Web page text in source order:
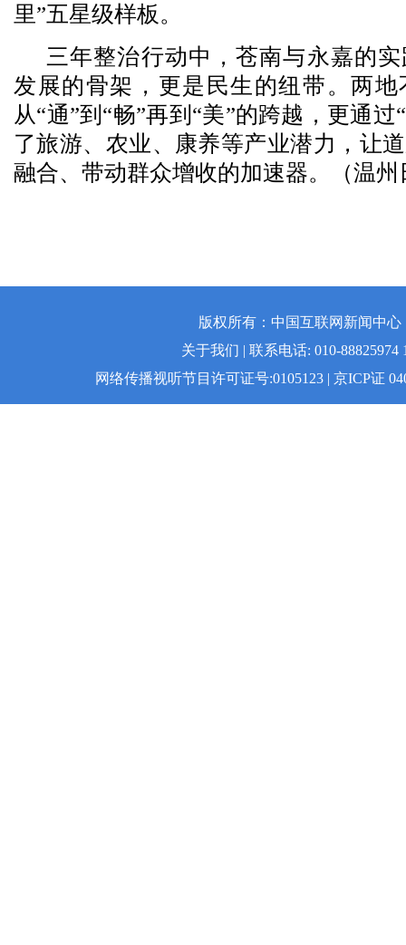
里”五星级样板。
三年整治行动中，苍南与永嘉的
发展的骨架，更是民生的纽带。两
从“通”到“畅”再到“美”的跨越，更通过
了旅游、农业、康养等产业潜力，让
融合、带动群众增收的加速器。（温州
版权所有：中国互联网新闻中
关于我们 | 联系电话: 010-88825974
网络传播视听节目许可证号:0105123 | 京ICP证